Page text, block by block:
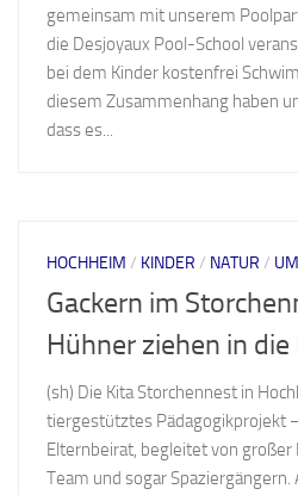
gemeinsam mit unserem
die Desjoyaux Pool-School
bei dem Kinder kostenfrei
diesem Zusammenhang haben
dass es...
HOCHHEIM / KINDER / NATUR /
Gackern im
Hühner ziehen in die
(sh) Die Kita Storchennest in
tiergestütztes Pädagogikprojekt
Elternbeirat, begleitet von
Team und sogar